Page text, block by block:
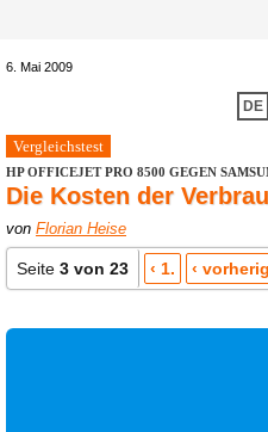
6. Mai 2009
DE
Vergleichstest
HP OFFICEJET PRO 8500 GEGEN
Die Kosten der
von Florian Heise
Seite 3 von 23 ‹ 1. ‹